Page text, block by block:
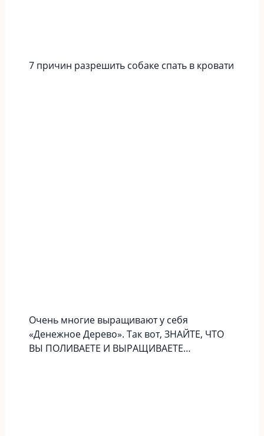
7 причин разрешить собаке спать в кровати
Очень многие выращивают у себя
«Денежное Дерево». Так вот, ЗНАЙТЕ, ЧТО
ВЫ ПОЛИВАЕТЕ И ВЫРАЩИВАЕТЕ…